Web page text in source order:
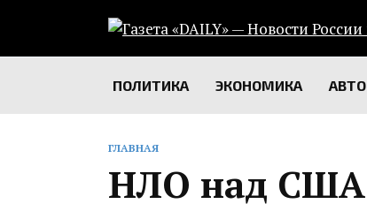
содержанию
ПОЛИТИКА ЭКОНОМИКА АВТО
ГЛАВНАЯ
НЛО над США